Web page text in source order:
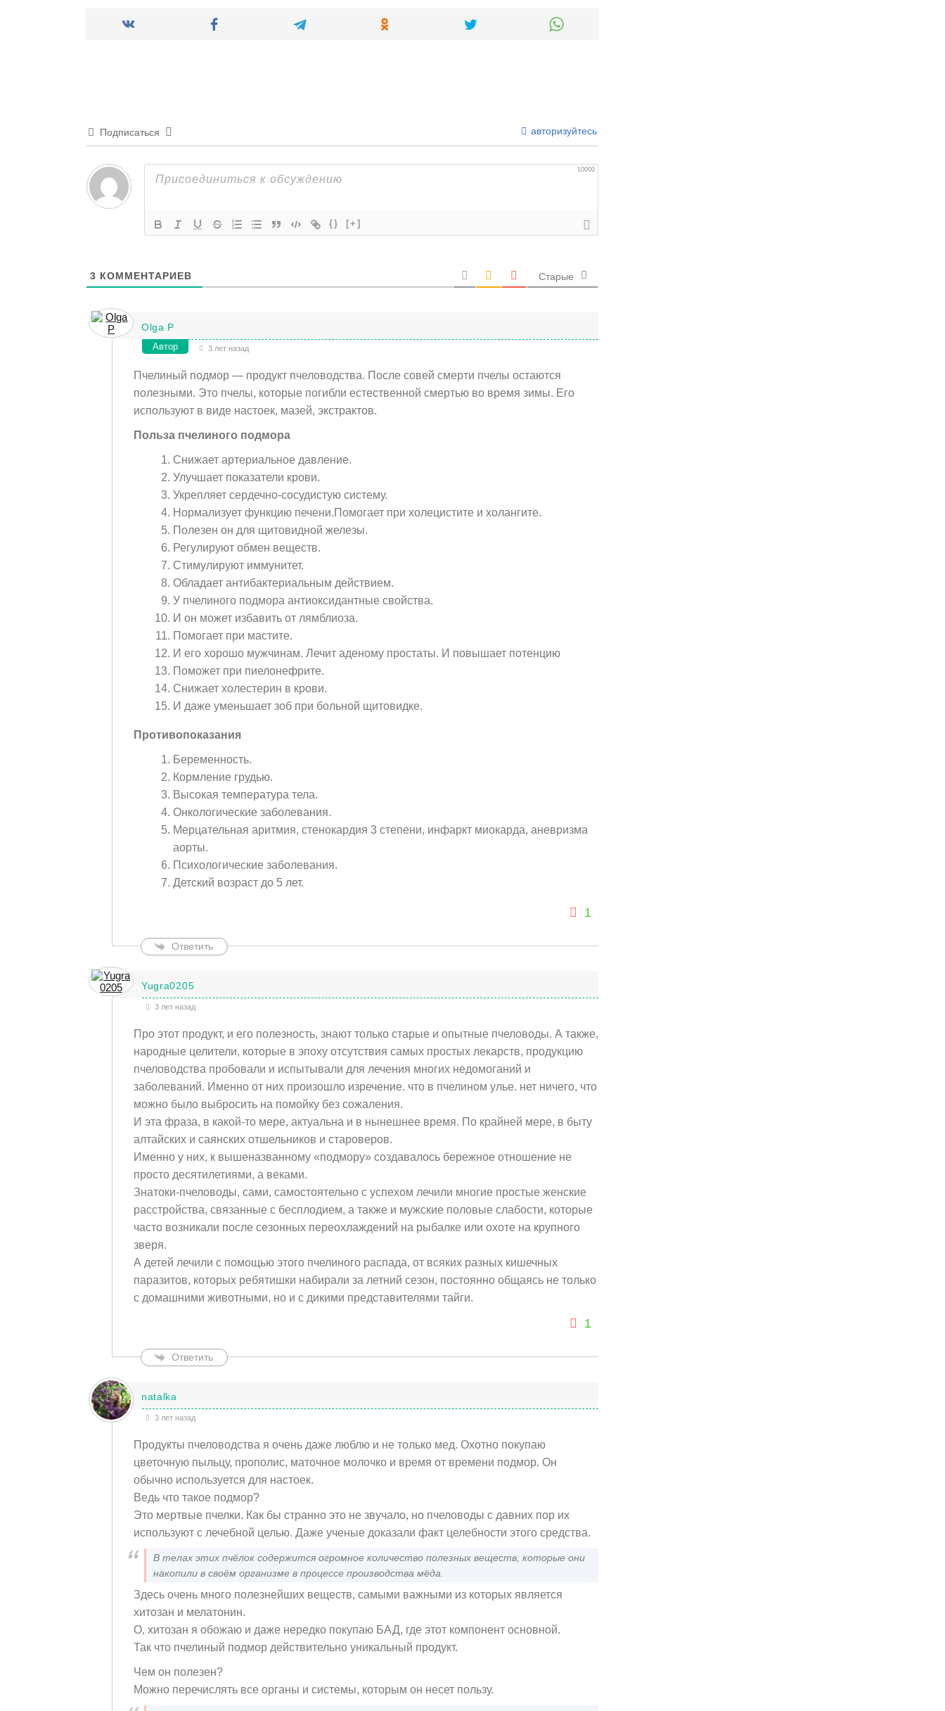
Подписаться авторизуйтесь
10000
{} [+]
3 КОММЕНТАРИЕВ Старые
Olga P
Автор 3 лет назад
Пчелиный подмор — продукт пчеловодства. После совей смерти пчелы остаются
полезными. Это пчелы, которые погибли естественной смертью во время зимы. Его
используют в виде настоек, мазей, экстрактов.
Польза пчелиного подмора
Снижает артериальное давление.
Улучшает показатели крови.
Укрепляет сердечно-сосудистую систему.
Нормализует функцию печени.Помогает при холецистите и холангите.
Полезен он для щитовидной железы.
Регулируют обмен веществ.
Стимулируют иммунитет.
Обладает антибактериальным действием.
У пчелиного подмора антиоксидантные свойства.
И он может избавить от лямблиоза.
Помогает при мастите.
И его хорошо мужчинам. Лечит аденому простаты. И повышает потенцию
Поможет при пиелонефрите.
Снижает холестерин в крови.
И даже уменьшает зоб при больной щитовидке.
Противопоказания
Беременность.
Кормление грудью.
Высокая температура тела.
Онкологические заболевания.
Мерцательная аритмия, стенокардия 3 степени, инфаркт миокарда, аневризма
аорты.
Психологические заболевания.
Детский возраст до 5 лет.
1
Ответить
Yugra0205
3 лет назад
Про этот продукт, и его полезность, знают только старые и опытные пчеловоды. А также,
народные целители, которые в эпоху отсутствия самых простых лекарств, продукцию
пчеловодства пробовали и испытывали для лечения многих недомоганий и
заболеваний. Именно от них произошло изречение. что в пчелином улье. нет ничего, что
можно было выбросить на помойку без сожаления.
И эта фраза, в какой-то мере, актуальна и в нынешнее время. По крайней мере, в быту
алтайских и саянских отшельников и староверов.
Именно у них, к вышеназванному «подмору» создавалось бережное отношение не
просто десятилетиями, а веками.
Знатоки-пчеловоды, сами, самостоятельно с успехом лечили многие простые женские
расстройства, связанные с бесплодием, а также и мужские половые слабости, которые
часто возникали после сезонных переохлаждений на рыбалке или охоте на крупного
зверя.
А детей лечили с помощью этого пчелиного распада, от всяких разных кишечных
паразитов, которых ребятишки набирали за летний сезон, постоянно общаясь не только
с домашними животными, но и с дикими представителями тайги.
1
Ответить
natalka
3 лет назад
Продукты пчеловодства я очень даже люблю и не только мед. Охотно покупаю
цветочную пыльцу, прополис, маточное молочко и время от времени подмор. Он
обычно используется для настоек.
Ведь что такое подмор?
Это мертвые пчелки. Как бы странно это не звучало, но пчеловоды с давних пор их
используют с лечебной целью. Даже ученые доказали факт целебности этого средства.
В телах этих пчёлок содержится огромное количество полезных веществ, которые они
накопили в своём организме в процессе производства мёда.
Здесь очень много полезнейших веществ, самыми важными из которых является
хитозан и мелатонин.
О, хитозан я обожаю и даже нередко покупаю БАД, где этот компонент основной.
Так что пчелиный подмор действительно уникальный продукт.
Чем он полезен?
Можно перечислять все органы и системы, которым он несет пользу.